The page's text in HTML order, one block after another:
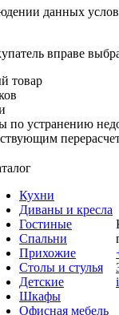
данных
вправе
товар
по устранению
Кухни
Диваны и кресла
Гостиные
Спальни
Прихожие
Столы и стулья
Детские
Шкафы
Офисная мебель